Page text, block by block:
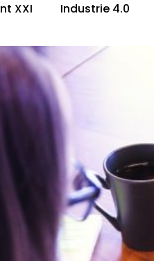
XXI Industrie 4.0